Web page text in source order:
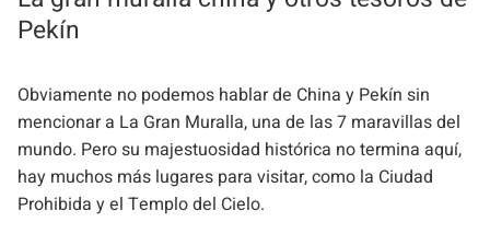
Pekín
Obviamente no podemos hablar de China y Pekín sin
mencionar a La Gran Muralla, una de las 7 maravillas del
mundo. Pero su majestuosidad histórica no termina aquí,
hay muchos más lugares para visitar, como la Ciudad
Prohibida y el Templo del Cielo.